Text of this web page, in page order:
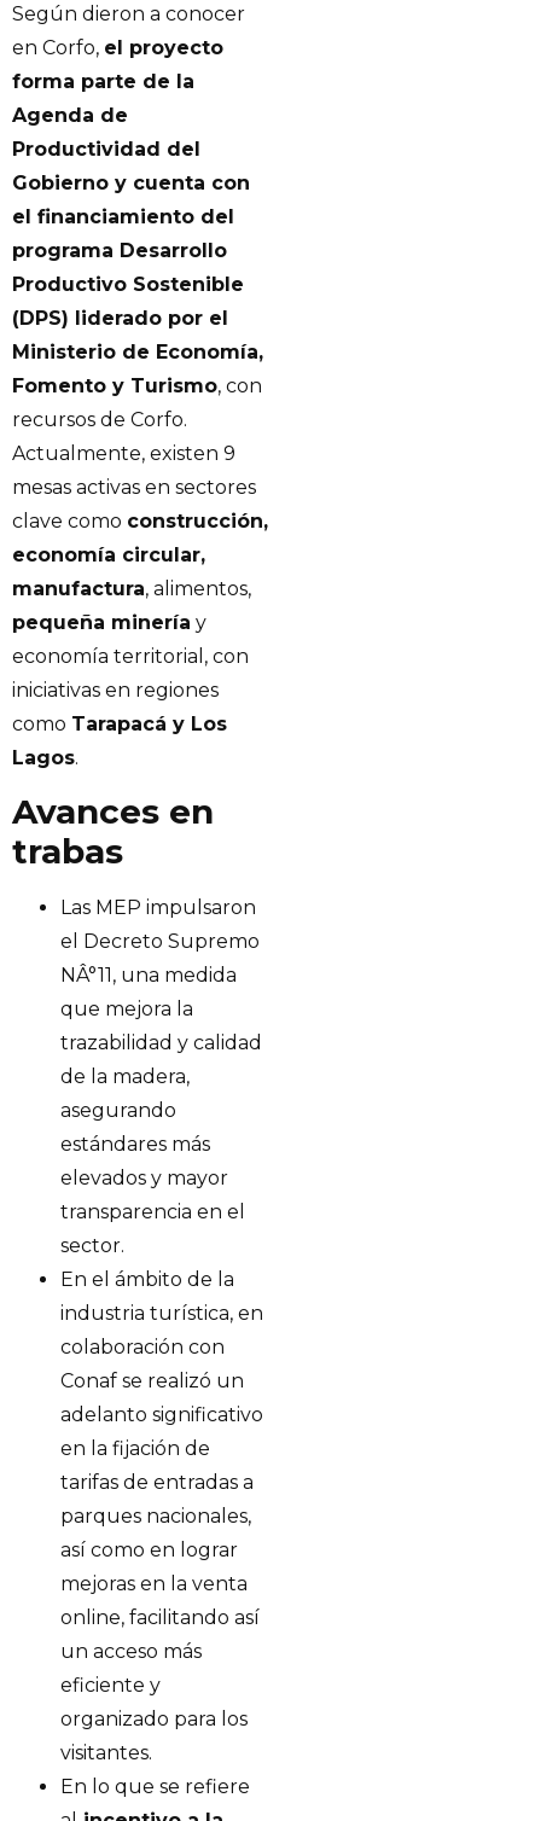
Según dieron a conocer
en Corfo, el proyecto
forma parte de la
Agenda de
Productividad del
Gobierno y cuenta con
el financiamiento del
programa Desarrollo
Productivo Sostenible
(DPS) liderado por el
Ministerio de Economía,
Fomento y Turismo, con
recursos de Corfo.
Actualmente, existen 9
mesas activas en sectores
clave como construcción,
economía circular,
manufactura, alimentos,
pequeña minería y
economía territorial, con
iniciativas en regiones
como Tarapacá y Los
Lagos.
Avances en
trabas
Las MEP impulsaron
el Decreto Supremo
NÂ°11, una medida
que mejora la
trazabilidad y calidad
de la madera,
asegurando
estándares más
elevados y mayor
transparencia en el
sector.
En el ámbito de la
industria turística, en
colaboración con
Conaf se realizó un
adelanto significativo
en la fijación de
tarifas de entradas a
parques nacionales,
así como en lograr
mejoras en la venta
online, facilitando así
un acceso más
eficiente y
organizado para los
visitantes.
En lo que se refiere